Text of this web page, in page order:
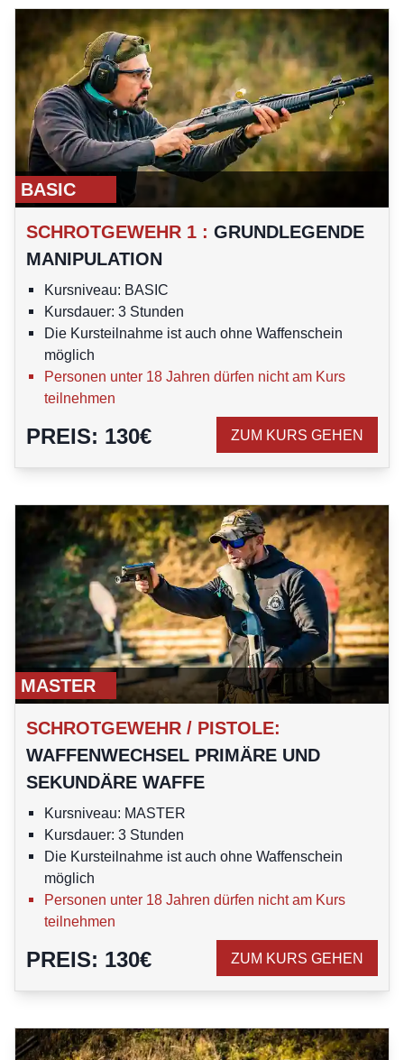
BASIC
SCHROTGEWEHR 1 : GRUNDLEGENDE
MANIPULATION
Kursniveau: BASIC
Kursdauer: 3 Stunden
Die Kursteilnahme ist auch ohne Waffenschein
möglich
Personen unter 18 Jahren dürfen nicht am Kurs
teilnehmen
PREIS: 130€ ZUM KURS GEHEN
MASTER
SCHROTGEWEHR / PISTOLE:
WAFFENWECHSEL PRIMÄRE UND
SEKUNDÄRE WAFFE
Kursniveau: MASTER
Kursdauer: 3 Stunden
Die Kursteilnahme ist auch ohne Waffenschein
möglich
Personen unter 18 Jahren dürfen nicht am Kurs
teilnehmen
PREIS: 130€ ZUM KURS GEHEN